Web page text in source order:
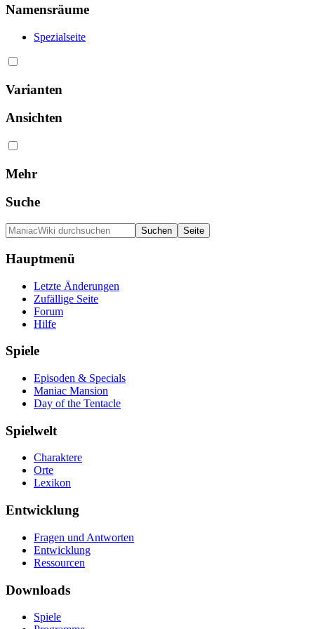
Namensräume
Spezialseite
Varianten
Ansichten
Mehr
Suche
Hauptmenü
Letzte Änderungen
Zufällige Seite
Forum
Hilfe
Spiele
Episoden & Specials
Maniac Mansion
Day of the Tentacle
Spielwelt
Charaktere
Orte
Lexikon
Entwicklung
Fragen und Antworten
Entwicklung
Ressourcen
Downloads
Spiele